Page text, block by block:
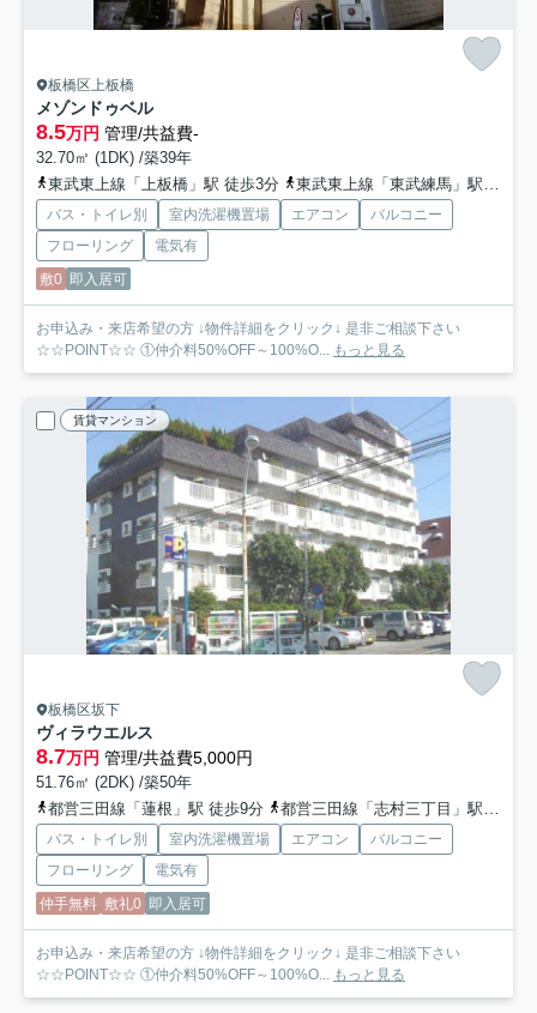
板橋区上板橋
メゾンドゥベル
8.5万円 管理/共益費-
32.70㎡ (1DK) /築39年
東武東上線「上板橋」駅 徒歩3分
東武東上線「東武練馬」駅 徒歩17分
バス・トイレ別 室内洗濯機置場 エアコン
バルコニー
フローリング
電気有
敷0 即入居可
お申込み・来店希望の方 ↓物件詳細をクリック↓ 是非ご相談下さい
☆☆POINT☆☆ ①仲介料50%OFF～100%O...
もっと見る
賃貸マンション
板橋区坂下
ヴィラウエルス
8.7万円 管理/共益費5,000円
51.76㎡ (2DK) /築50年
都営三田線「蓮根」駅 徒歩9分
都営三田線「志村三丁目」駅 徒歩9分
バス・トイレ別 室内洗濯機置場 エアコン
バルコニー
フローリング
電気有
仲手無料 敷礼0 即入居可
お申込み・来店希望の方 ↓物件詳細をクリック↓ 是非ご相談下さい
☆☆POINT☆☆ ①仲介料50%OFF～100%O...
もっと見る